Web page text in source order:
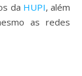
da HUPI, além
as redes